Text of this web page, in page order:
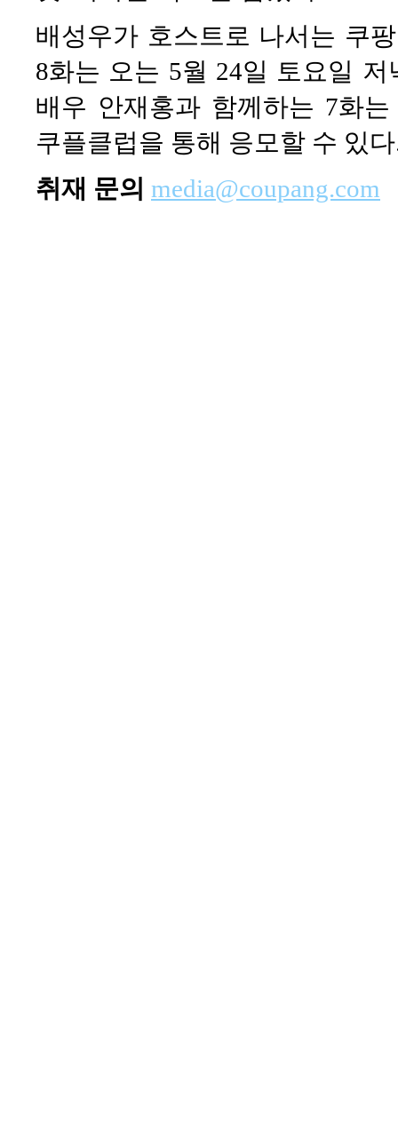
배성우가 호스트로 나서는 쿠
8화는 오는 5월 24일 토요일
배우 안재홍과 함께하는 7화
쿠플클럽을 통해 응모할 수 있
취재 문의 media@coupang.com